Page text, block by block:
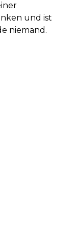
und ist
niemand.